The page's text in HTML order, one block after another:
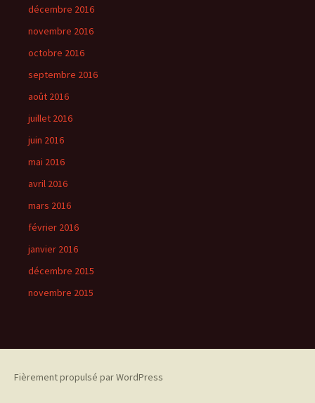
décembre 2016
novembre 2016
octobre 2016
septembre 2016
août 2016
juillet 2016
juin 2016
mai 2016
avril 2016
mars 2016
février 2016
janvier 2016
décembre 2015
novembre 2015
Fièrement propulsé par WordPress